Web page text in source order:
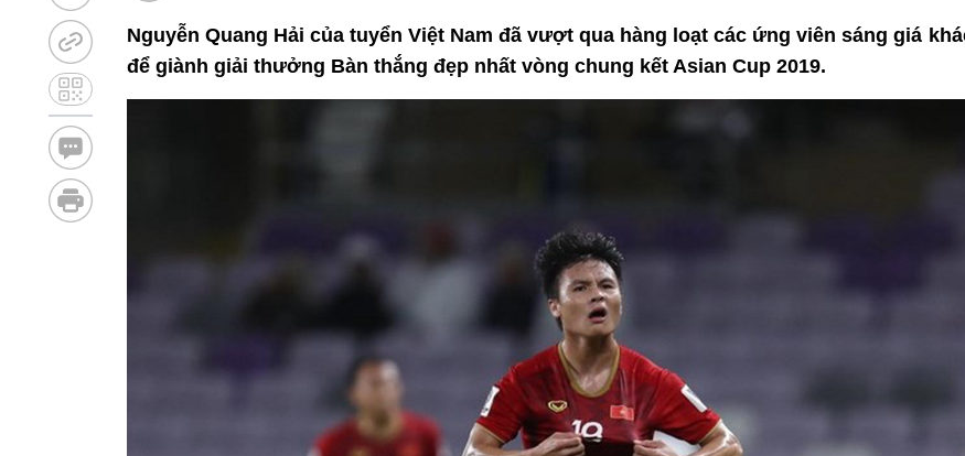
Nguyễn Quang Hải của tuyển Việt Nam đã vượt qua hàng loạt các ứng viên sáng giá
để giành giải thưởng Bàn thắng đẹp nhất vòng chung kết Asian Cup 2019.